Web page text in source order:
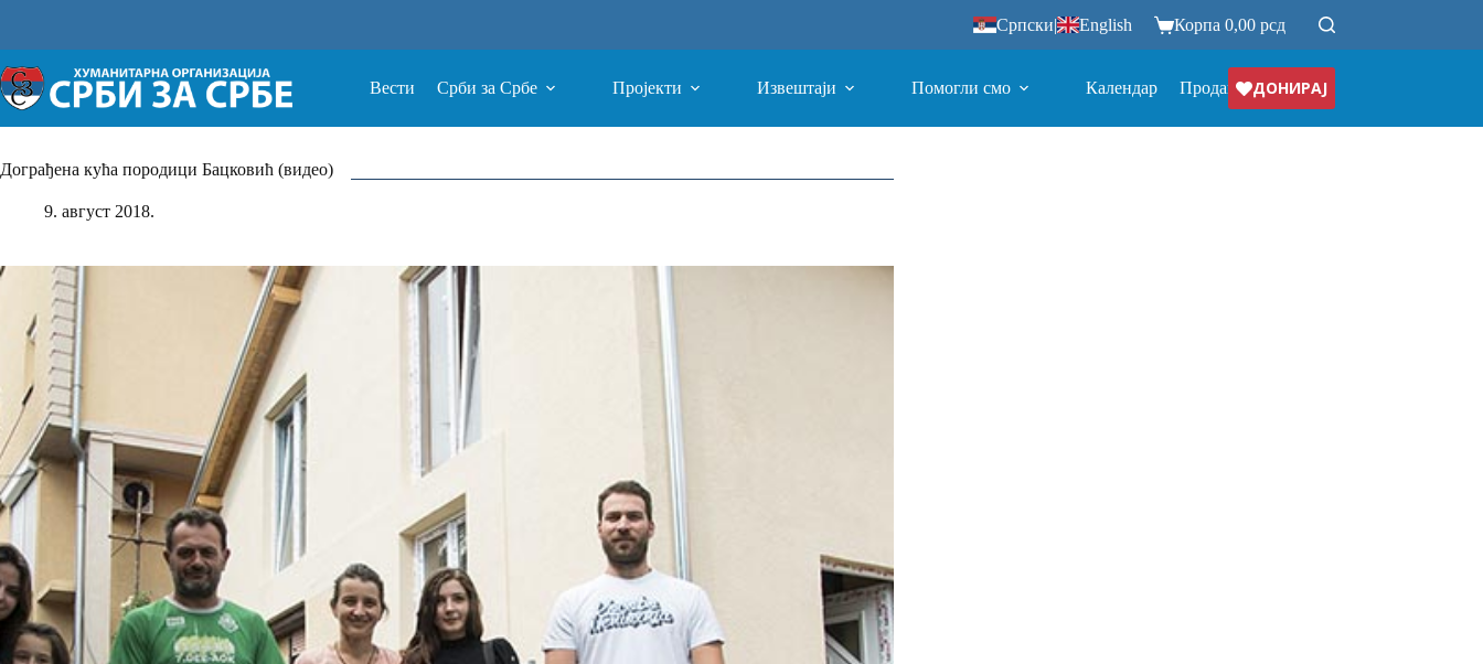
Српски| English Корпа 0,00 рсд
Вести Срби за Србе Пројекти Извештаји Помогли смо Календар ПродавницаДОНИРАЈ
Дограђена кућа породици Бацковић (видео)
9. август 2018.